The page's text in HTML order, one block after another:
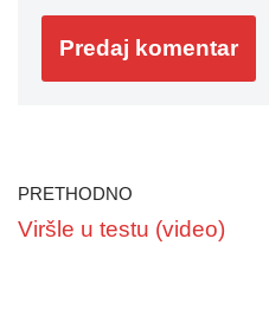
PRETHODNO
Viršle u testu (video)